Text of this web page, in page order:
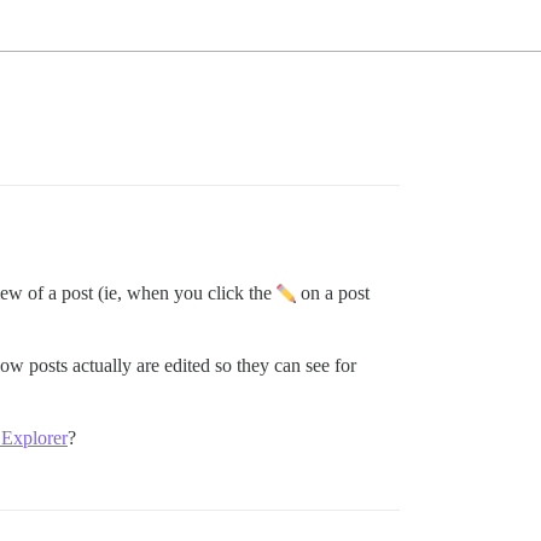
of a post (ie, when you click the
on a post
posts actually are edited so they can see for
?